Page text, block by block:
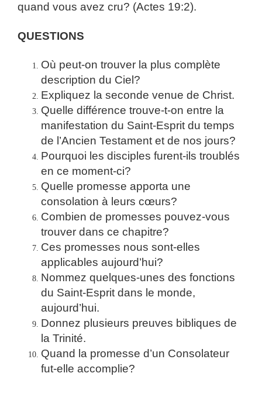
quand vous avez cru? (Actes 19:2).
QUESTIONS
Où peut-on trouver la plus complète
description du Ciel?
Expliquez la seconde venue de Christ.
Quelle différence trouve-t-on entre la
manifestation du Saint-Esprit du temps
de l’Ancien Testament et de nos jours?
Pourquoi les disciples furent-ils troublés
en ce moment-ci?
Quelle promesse apporta une
consolation à leurs cœurs?
Combien de promesses pouvez-vous
trouver dans ce chapitre?
Ces promesses nous sont-elles
applicables aujourd’hui?
Nommez quelques-unes des fonctions
du Saint-Esprit dans le monde,
aujourd’hui.
Donnez plusieurs preuves bibliques de
la Trinité.
Quand la promesse d’un Consolateur
fut-elle accomplie?